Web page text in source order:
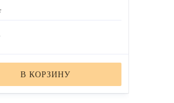
В КОРЗИНУ